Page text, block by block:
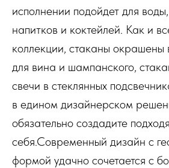
исполнении подойдет для
напитков и коктейлей. Как и
коллекции, стаканы окрашены
для вина и шампанского,
свечи в стеклянных
в едином дизайнерском
обязательно создадите
себя.Современный дизайн с
формой удачно сочетается с